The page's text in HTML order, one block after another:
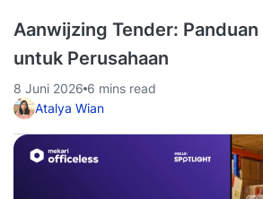
Aanwijzing Tender:
untuk Perusahaan
8 Juni 2026 6 mins read
Atalya Wian